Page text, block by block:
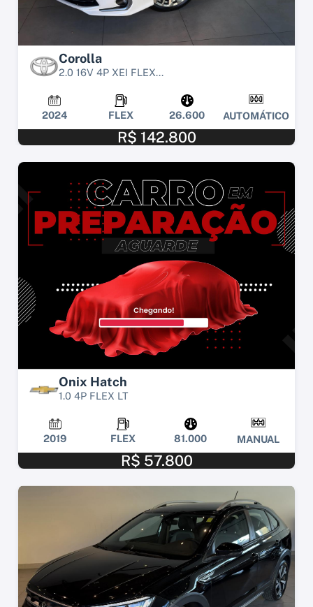
Corolla
2.0 16V 4P XEI FLEX...
2024 FLEX 26.600 AUTOMÁTICO
R$ 142.800
Onix Hatch
1.0 4P FLEX LT
2019 FLEX 81.000 MANUAL
R$ 57.800